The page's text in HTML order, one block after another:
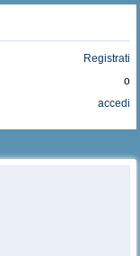
Registrati
o
accedi